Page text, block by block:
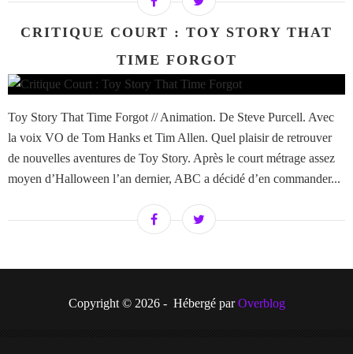
CRITIQUE COURT : TOY STORY THAT
TIME FORGOT
Toy Story That Time Forgot // Animation. De Steve Purcell. Avec
la voix VO de Tom Hanks et Tim Allen. Quel plaisir de retrouver
de nouvelles aventures de Toy Story. Après le court métrage assez
moyen d’Halloween l’an dernier, ABC a décidé d’en commander...
Copyright © 2026 - Hébergé parOverblog